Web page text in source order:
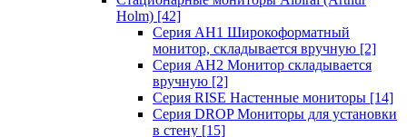
Holm) [42]
Серия AH1 Широкоформатный
монитор, складывается вручную [2]
Серия AH2 Монитор складывается
вручную [2]
Серия RISE Настенные мониторы [14]
Серия DROP Мониторы для установки
в стену [15]